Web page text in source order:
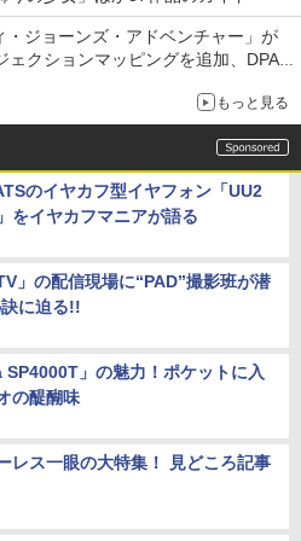
ジョーンズ・アドベンチャー」が
ェクションマッピングを追加、DPA
もっと見る
のイヤカフ型イヤフォン「UU2
をイヤカフマニアが語る
」の配信現場に“PAD”撮影班が潜
に迫る!!
SP4000T」の魅力！ポケットに入
の醍醐味
レス一眼の大特集！ 見どころ記事